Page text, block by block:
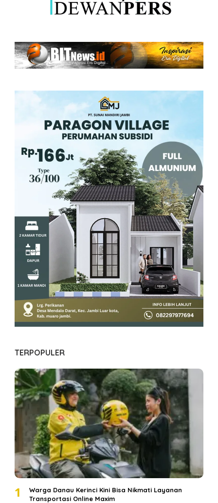
TERPOPULER
1
Warga Danau Kerinci Kini Bisa Nikmati Layanan
Transportasi Online Maxim